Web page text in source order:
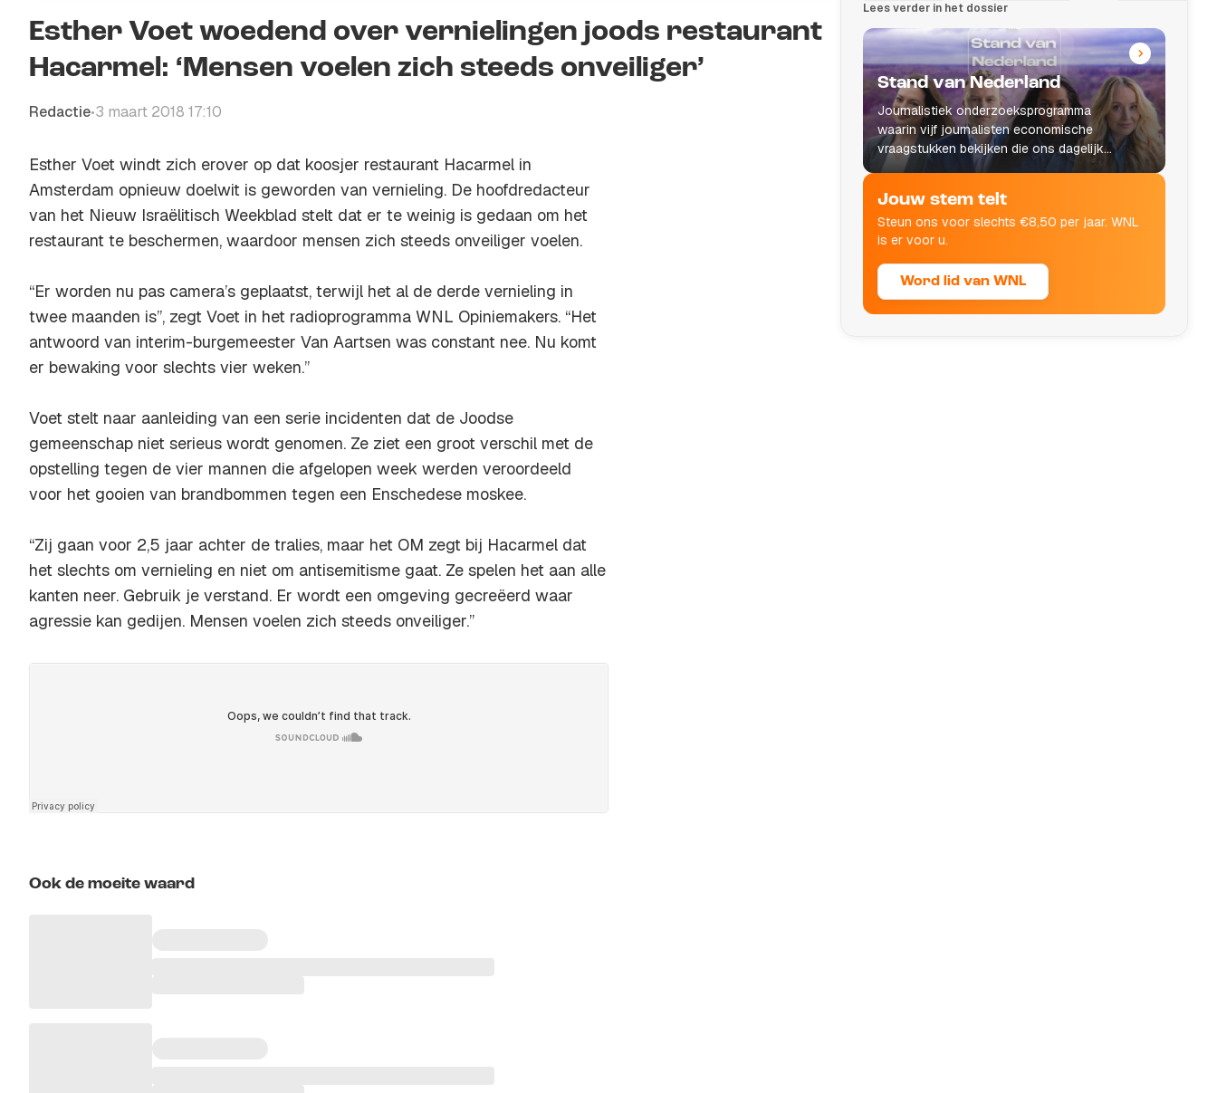
Esther Voet woedend over vernielingen joods restaurant
Hacarmel: ‘Mensen voelen zich steeds onveiliger’
Redactie•3 maart 2018 17:10
Esther Voet windt zich erover op dat koosjer restaurant Hacarmel in
Amsterdam opnieuw doelwit is geworden van vernieling. De hoofdredacteur
van het Nieuw Israëlitisch Weekblad stelt dat er te weinig is gedaan om het
restaurant te beschermen, waardoor mensen zich steeds onveiliger voelen.
“Er worden nu pas camera’s geplaatst, terwijl het al de derde vernieling in
twee maanden is”, zegt Voet in het radioprogramma WNL Opiniemakers. “Het
antwoord van interim-burgemeester Van Aartsen was constant nee. Nu komt
er bewaking voor slechts vier weken.”
Voet stelt naar aanleiding van een serie incidenten dat de Joodse
gemeenschap niet serieus wordt genomen. Ze ziet een groot verschil met de
opstelling tegen de vier mannen die afgelopen week werden veroordeeld
voor het gooien van brandbommen tegen een Enschedese moskee.
“Zij gaan voor 2,5 jaar achter de tralies, maar het OM zegt bij Hacarmel dat
het slechts om vernieling en niet om antisemitisme gaat. Ze spelen het aan alle
kanten neer. Gebruik je verstand. Er wordt een omgeving gecreëerd waar
agressie kan gedijen. Mensen voelen zich steeds onveiliger.”
Ook de moeite waard
Lees verder in het dossier
Stand van Nederland
Journalistiek onderzoeksprogramma
waarin vijf journalisten economische
vraagstukken bekijken die ons dagelijks
leven raken.
Jouw stem telt
Steun ons voor slechts €8,50 per jaar. WNL
is er voor u.
Word lid van WNL